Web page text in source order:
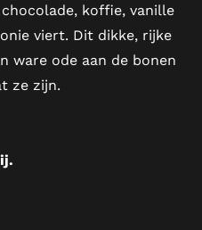
koffie, vanille
viert. Dit dikke, rijke
ware ode aan de bonen
ze zijn.